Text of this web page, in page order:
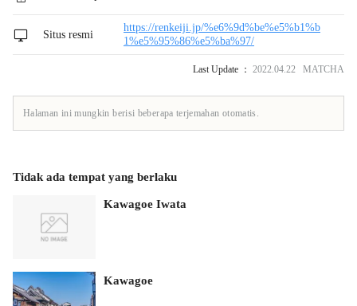
Situs resmi
https://renkeiji.jp/%e6%9d%be%e5%b1%b
1%e5%95%86%e5%ba%97/
Last Update ： 2022.04.22 MATCHA
Halaman ini mungkin berisi beberapa terjemahan otomatis.
Tidak ada tempat yang berlaku
Kawagoe Iwata
Kawagoe